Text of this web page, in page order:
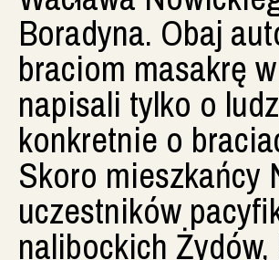
Boradyna. Obaj
braciom masakrę
napisali tylko o
konkretnie o
Skoro mieszkańcy
uczestników
nalibockich